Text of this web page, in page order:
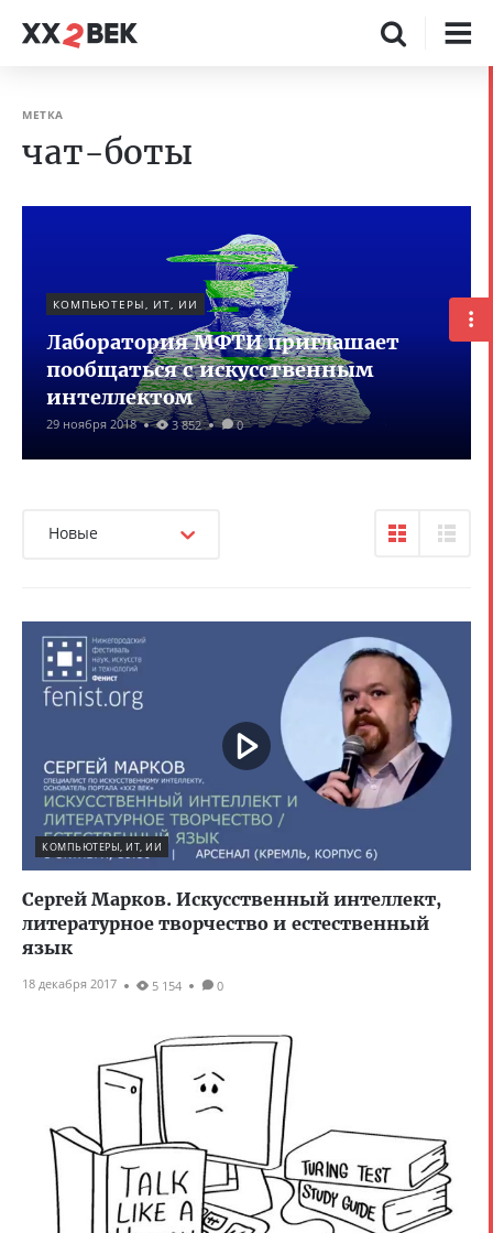
МЕТКА
чат-боты
КОМПЬЮТЕРЫ, ИТ, ИИ
Лаборатория МФТИ приглашает
пообщаться с искусственным
интеллектом
29 ноября 2018 3 852 0
Новые
КОМПЬЮТЕРЫ, ИТ, ИИ
Сергей Марков. Искусственный интеллект,
литературное творчество и естественный
язык
18 декабря 2017 5 154 0